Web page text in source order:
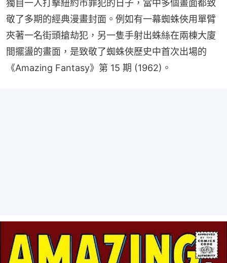
獨自一人打擊紐約市罪犯的日子，當中多個畫面都致
敬了多期的經典漫畫封面。例如有一幕蜘蛛俠用單臂
夾著一名街頭搶劫犯，另一隻手射出蛛絲在兩棟大廈
間擺盪的畫面，是致敬了蜘蛛俠歷史中首次出場的
《Amazing Fantasy》第 15 期 (1962)。